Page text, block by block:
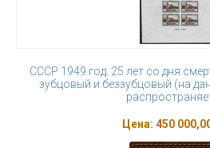
СССР 1949 год. 25 лет со дня
зубцовый и беззубцовый (на
Цена: 450